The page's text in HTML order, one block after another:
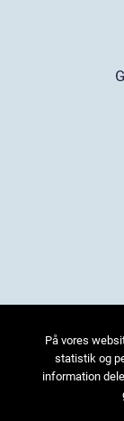
På vores
statistik og
information